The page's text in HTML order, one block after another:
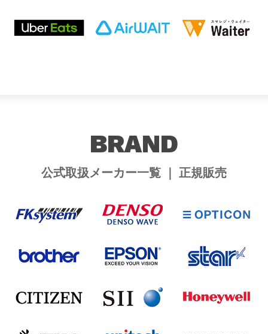
BRAND
公式取扱メーカー一覧 ｜ 正規販売